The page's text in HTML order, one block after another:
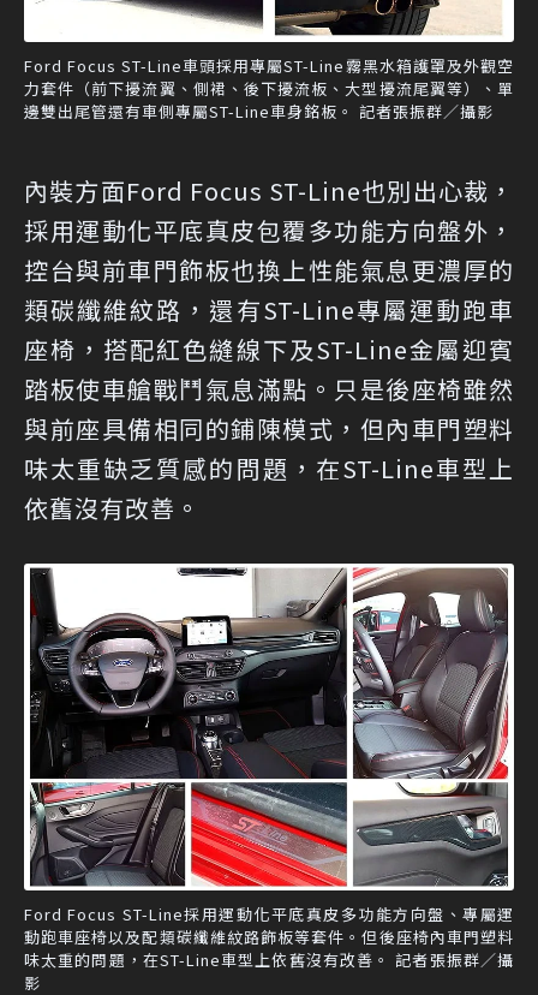
Ford Focus ST-Line車頭採用專屬ST-Line霧黑水箱護罩及外觀空
力套件（前下擾流翼、側裙、後下擾流板、大型擾流尾翼等）、單
邊雙出尾管還有車側專屬ST-Line車身銘板。 記者張振群／攝影
內裝方面Ford Focus ST-Line也別出心裁，
採用運動化平底真皮包覆多功能方向盤外，
控台與前車門飾板也換上性能氣息更濃厚的
類碳纖維紋路，還有ST-Line專屬運動跑車
座椅，搭配紅色縫線下及ST-Line金屬迎賓
踏板使車艙戰鬥氣息滿點。只是後座椅雖然
與前座具備相同的鋪陳模式，但內車門塑料
味太重缺乏質感的問題，在ST-Line車型上
依舊沒有改善。
Ford Focus ST-Line採用運動化平底真皮多功能方向盤、專屬運
動跑車座椅以及配類碳纖維紋路飾板等套件。但後座椅內車門塑料
味太重的問題，在ST-Line車型上依舊沒有改善。 記者張振群／攝
影